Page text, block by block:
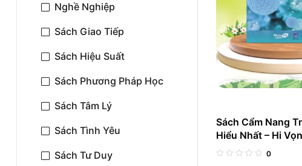
Sách Cẩm Nang
Hiểu Nhất – Hi
Bệnh Bại Não
0
Nghề Nghiệp
Sách Giao Tiếp
Sách Hiệu Suất
Sách Phương Pháp Học
Sách Tâm Lý
Sách Tình Yêu
Sách Tư Duy